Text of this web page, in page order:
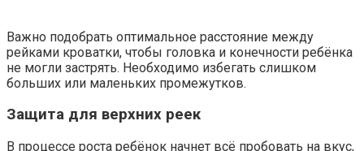
Важно подобрать оптимальное расстояние между
рейками кроватки, чтобы головка и конечности ребёнка
не могли застрять. Необходимо избегать слишком
больших или маленьких промежутков.
Защита для верхних реек
В процессе роста ребёнок начнет всё пробовать на вкус,